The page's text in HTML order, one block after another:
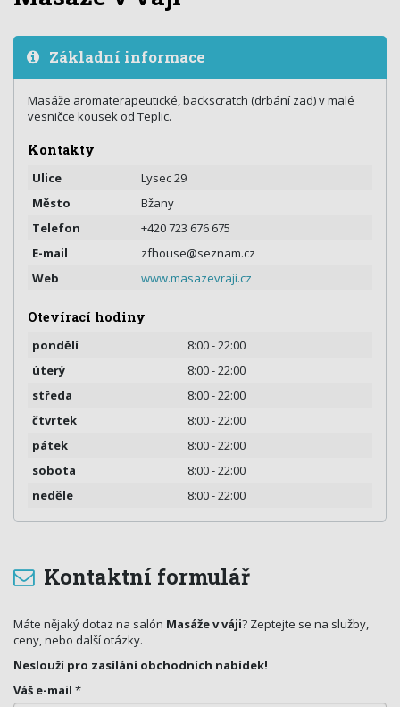
Základní informace
Masáže aromaterapeutické, backscratch (drbání zad) v malé
vesničce kousek od Teplic.
Kontakty
Ulice
Lysec 29
Město
Bžany
Telefon
+420 723 676 675
E-mail
zfhouse@seznam.cz
Web
www.masazevraji.cz
Otevírací hodiny
pondělí
8:00 - 22:00
úterý
8:00 - 22:00
středa
8:00 - 22:00
čtvrtek
8:00 - 22:00
pátek
8:00 - 22:00
sobota
8:00 - 22:00
neděle
8:00 - 22:00
Kontaktní formulář
Máte nějaký dotaz na salón Masáže v váji? Zeptejte se na služby,
ceny, nebo další otázky.
Neslouží pro zasílání obchodních nabídek!
Váš e-mail *